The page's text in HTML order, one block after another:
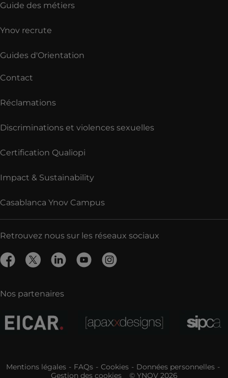
Guide des métiers
Ynov recrute
Guides d'Orientation
Contact
Réclamations
Discriminations et violences sexuelles
Certification Qualiopi
Impact & Sustainability
Casablanca Ynov Campus
Retrouvez nous sur les réseaux sociaux
Nos partenaires
Mentions légales FAQs Cookies
Données personnelles
Gestion des cookies
© YNOV 2026